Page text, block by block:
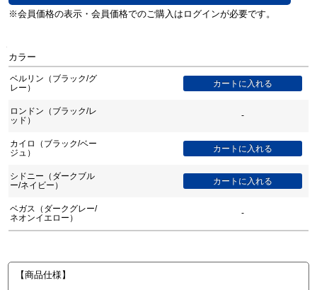
カラー
ベルリン（ブラック/グ
レー）
ロンドン（ブラック/レ
ッド）
-
カイロ（ブラック/ベー
ジュ）
シドニー（ダークブル
ー/ネイビー）
ベガス（ダークグレー/
ネオンイエロー）
-
【商品仕様】